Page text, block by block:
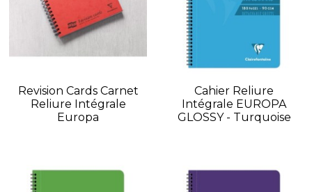
Revision Cards Carnet
Reliure Intégrale
Europa
Cahier Reliure
Intégrale EUROPA
GLOSSY - Turquoise